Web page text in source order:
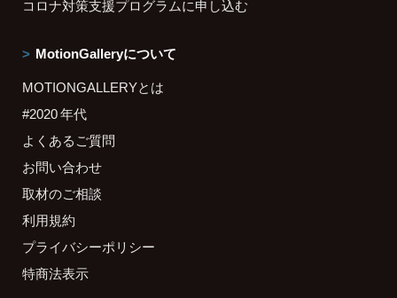
コロナ対策支援プログラムに申し込む
MotionGalleryについて
MOTIONGALLERYとは
#2020 年代
よくあるご質問
お問い合わせ
取材のご相談
利用規約
プライバシーポリシー
特商法表示